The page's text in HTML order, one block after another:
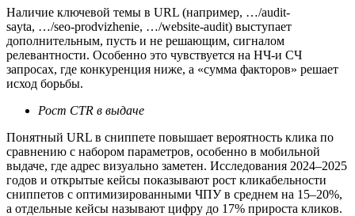
Наличие ключевой темы в URL (например, …/audit-
sayta, …/seo-prodvizhenie, …/website-audit) выступает
дополнительным, пусть и не решающим, сигналом
релевантности. Особенно это чувствуется на НЧ‑и СЧ
запросах, где конкуренция ниже, а «сумма факторов» решает
исход борьбы.
Рост CTR в выдаче
Понятный URL в сниппете повышает вероятность клика по
сравнению с набором параметров, особенно в мобильной
выдаче, где адрес визуально заметен. Исследования 2024–2025
годов и открытые кейсы показывают рост кликабельности
сниппетов с оптимизированными ЧПУ в среднем на 15–20%,
а отдельные кейсы называют цифру до 17% прироста кликов.​